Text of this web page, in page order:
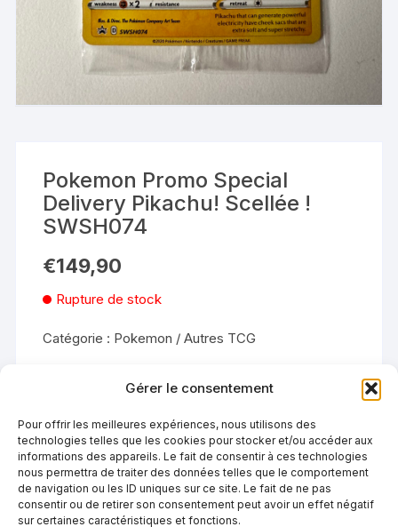
Gérer le consentement
Pour offrir les meilleures expériences, nous utilisons des
technologies telles que les cookies pour stocker et/ou accéder aux
informations des appareils. Le fait de consentir à ces technologies
nous permettra de traiter des données telles que le comportement
de navigation ou les ID uniques sur ce site. Le fait de ne pas
consentir ou de retirer son consentement peut avoir un effet négatif
sur certaines caractéristiques et fonctions.
Pokemon Promo Special
Delivery Pikachu! Scellée !
SWSH074
€149,90
Rupture de stock
Catégorie : Pokemon / Autres TCG
DESCRIPTION